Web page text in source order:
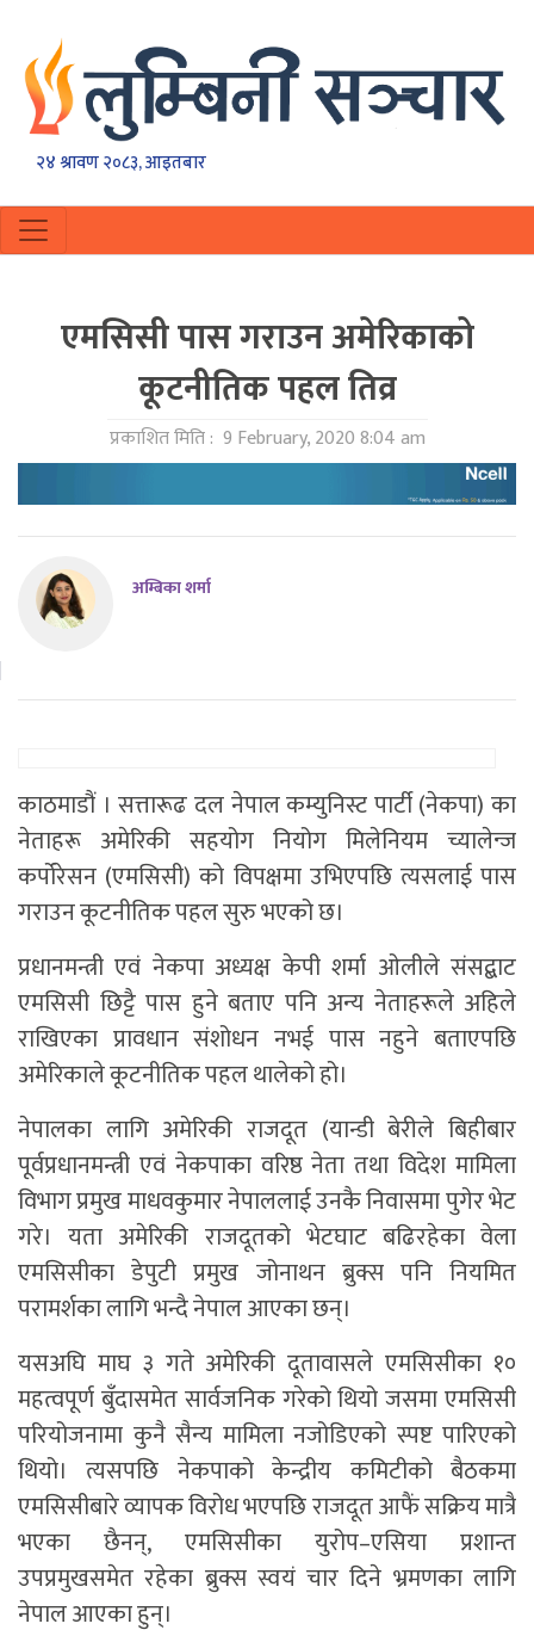
२४ श्रावण २०८३, आइतबार
एमसिसी पास गराउन अमेरिकाको
कूटनीतिक पहल तिव्र
प्रकाशित मिति : 9 February, 2020 8:04 am
अम्बिका शर्मा
काठमाडौं । सत्तारूढ दल नेपाल कम्युनिस्ट पार्टी (नेकपा) का
नेताहरू अमेरिकी सहयोग नियोग मिलेनियम च्यालेन्ज
कर्पोरेसन (एमसिसी) को विपक्षमा उभिएपछि त्यसलाई पास
गराउन कूटनीतिक पहल सुरु भएको छ।
प्रधानमन्त्री एवं नेकपा अध्यक्ष केपी शर्मा ओलीले संसद्बाट
एमसिसी छिट्टै पास हुने बताए पनि अन्य नेताहरूले अहिले
राखिएका प्रावधान संशोधन नभई पास नहुने बताएपछि
अमेरिकाले कूटनीतिक पहल थालेको हो।
नेपालका लागि अमेरिकी राजदूत (यान्डी बेरीले बिहीबार
पूर्वप्रधानमन्त्री एवं नेकपाका वरिष्ठ नेता तथा विदेश मामिला
विभाग प्रमुख माधवकुमार नेपाललाई उनकै निवासमा पुगेर भेट
गरे। यता अमेरिकी राजदूतको भेटघाट बढिरहेका वेला
एमसिसीका डेपुटी प्रमुख जोनाथन ब्रुक्स पनि नियमित
परामर्शका लागि भन्दै नेपाल आएका छन्।
यसअघि माघ ३ गते अमेरिकी दूतावासले एमसिसीका १०
महत्वपूर्ण बुँदासमेत सार्वजनिक गरेको थियो जसमा एमसिसी
परियोजनामा कुनै सैन्य मामिला नजोडिएको स्पष्ट पारिएको
थियो। त्यसपछि नेकपाको केन्द्रीय कमिटीको बैठकमा
एमसिसीबारे व्यापक विरोध भएपछि राजदूत आफैं सक्रिय मात्रै
भएका छैनन्, एमसिसीका युरोप–एसिया प्रशान्त
उपप्रमुखसमेत रहेका ब्रुक्स स्वयं चार दिने भ्रमणका लागि
नेपाल आएका हुन्।